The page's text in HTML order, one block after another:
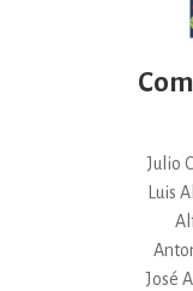
Julio
Luis
José